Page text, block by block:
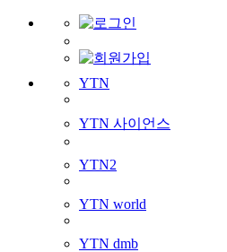
YTN
YTN 사이언스
YTN2
YTN world
YTN dmb